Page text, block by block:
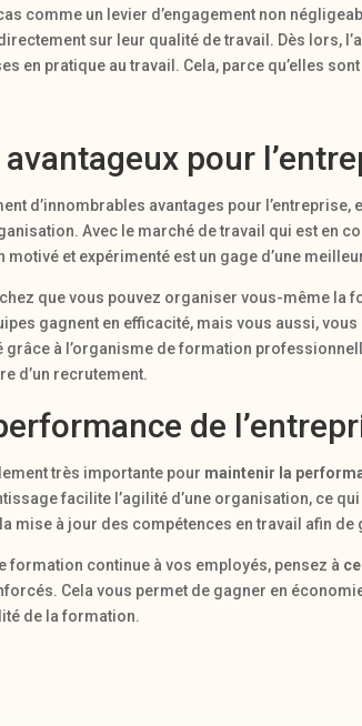
comme un levier d’engagement non
sur leur qualité de travail. Dès lors,
en pratique au travail. Cela, parce qu’elles
pour
d’innombrables avantages pour
Avec le marché de travail qui est en
motivé et expérimenté est un gage d’une
que vous pouvez organiser vous-même
gagnent en efficacité, mais vous aussi,
grâce à l’organisme de formation
d’un recrutement.
de
très importante pour maintenir la
facilite l’agilité d’une organisation, ce
mise à jour des compétences en travail afin
formation continue à vos employés, pensez à
Cela vous permet de gagner en
de la formation.